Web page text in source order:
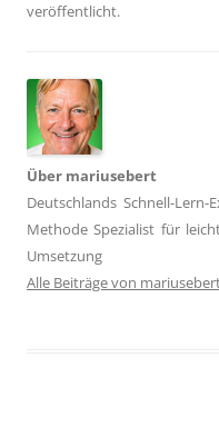
veröffentlicht.
Über mariusebert
Deutschlands Schnell-
Methode Spezialist für
Umsetzung
Alle Beiträge von